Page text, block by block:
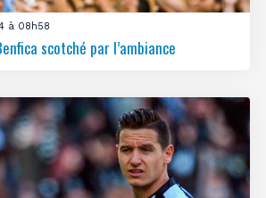
à 08h58
scotché par l’ambiance